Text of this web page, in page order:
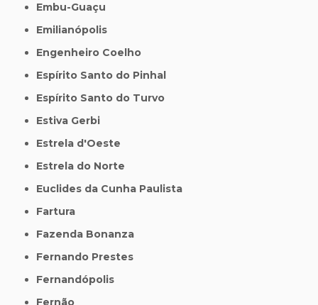
Embu-Guaçu
Emilianópolis
Engenheiro Coelho
Espírito Santo do Pinhal
Espírito Santo do Turvo
Estiva Gerbi
Estrela d'Oeste
Estrela do Norte
Euclides da Cunha Paulista
Fartura
Fazenda Bonanza
Fernando Prestes
Fernandópolis
Fernão